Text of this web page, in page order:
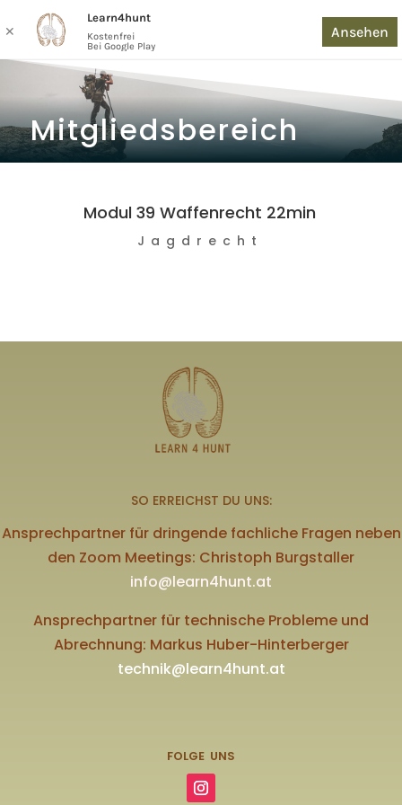
Mitgliedsbereich
Modul 39 Waffenrecht 22min
Jagdrecht
SO ERREICHST DU UNS:
Ansprechpartner für dringende fachliche Fragen neben
den Zoom Meetings: Christoph Burgstaller
info@learn4hunt.at
Ansprechpartner für technische Probleme und
Abrechnung: Markus Huber-Hinterberger
technik@learn4hunt.at
FOLGE UNS
✕
Learn4hunt
Kostenfrei
Bei Google Play
Ansehen